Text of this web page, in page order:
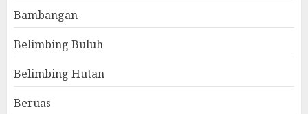
Bambangan
Belimbing Buluh
Belimbing Hutan
Beruas